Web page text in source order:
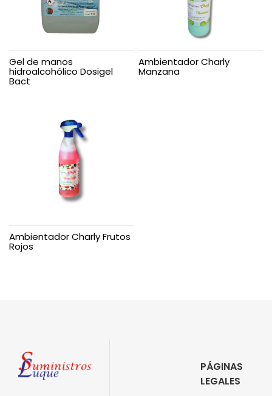
Gel de manos
hidroalcohólico Dosigel
Bact
Ambientador Charly
Manzana
Ambientador Charly Frutos
Rojos
PÁGINAS
LEGALES